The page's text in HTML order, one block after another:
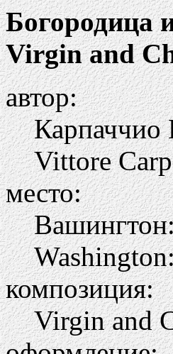
Богородица
Virgin and
автор:
Карпаччио
Vittore
место:
композиция:
Virgin and